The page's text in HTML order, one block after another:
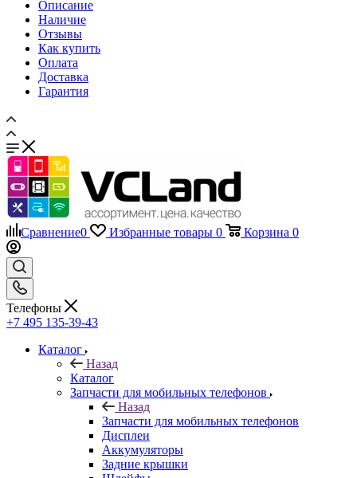
Описание
Наличие
Отзывы
Как купить
Оплата
Доставка
Гарантия
Сравнение0 Избранные товары 0 Корзина 0
Телефоны
+7 495 135-39-43
Каталог
Назад
Каталог
Запчасти для мобильных телефонов
Назад
Запчасти для мобильных телефонов
Дисплеи
Аккумуляторы
Задние крышки